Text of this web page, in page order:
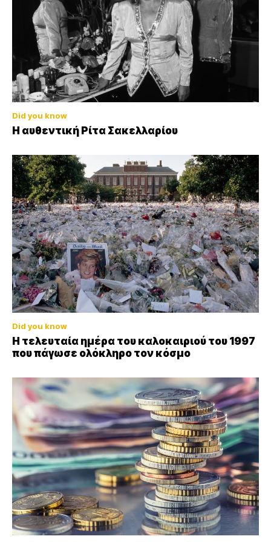
Did you know
Η αυθεντική Ρίτα Σακελλαρίου
Did you know
Η τελευταία ημέρα του καλοκαιριού του 1997
που πάγωσε ολόκληρο τον κόσμο